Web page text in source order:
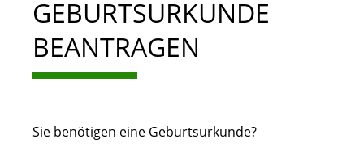
GEBURTSURKUNDE
BEANTRAGEN
Sie benötigen eine Geburtsurkunde?